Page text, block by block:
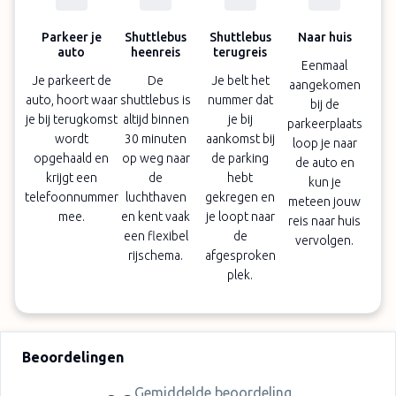
Er geldt een luchthaventoeslag van € 10. Dit
wordt ter plaatse betaald.
Bij grote drukte kan de parkeerdienst je vragen
je autosleutels in te leveren om het beheer van
de parkeerplaatsen te vergemakkelijken.
Parkeer je
auto
Je parkeert de
auto, hoort waar
je bij terugkomst
wordt
opgehaald en
krijgt een
telefoonnummer
mee.
Shuttlebus
heenreis
De
shuttlebus is
altijd binnen
30 minuten
op weg naar
de
luchthaven
en kent vaak
een flexibel
rijschema.
Shuttlebus
terugreis
Je belt het
nummer dat
je bij
aankomst bij
de parking
hebt
gekregen en
je loopt naar
de
afgesproken
plek.
Naar huis
Eenmaal
aangekomen
bij de
parkeerplaats
loop je naar
de auto en
kun je
meteen jouw
reis naar huis
vervolgen.
Beoordelingen
Gemiddelde beoordeling